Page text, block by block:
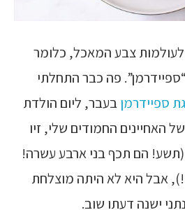
צבע המאכל, כלומר
פה כבר התחלתי
ספיידרמןבעבר, ליום הולדת
האחיינים החמודים שלי, זיו
(תשע! הם תכף בני ארבע עשרה!
אבל היא לא היתה מוצלחת
ישנה דעתו שוב.